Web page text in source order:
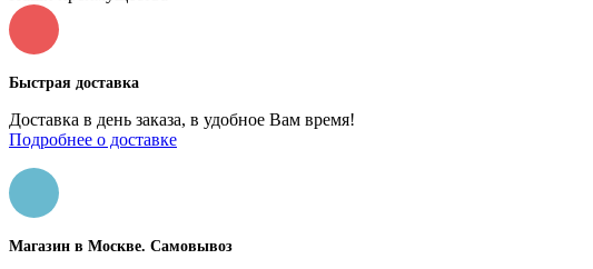
Быстрая доставка
Доставка в день заказа, в удобное Вам время!
Подробнее о доставке
Магазин в Москве. Самовывоз